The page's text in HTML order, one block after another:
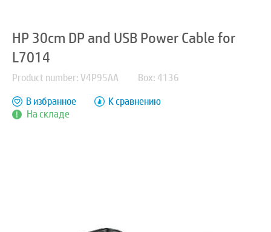
HP 30cm DP and USB Power Cable for
L7014
Product number: V4P95AA Box: 4136
На складе
В избранное К сравнению